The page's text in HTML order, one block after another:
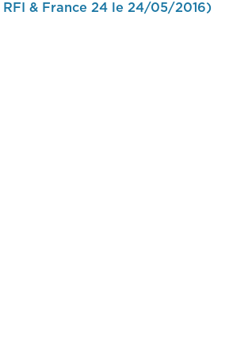
& France 24 le 24/05/2016)